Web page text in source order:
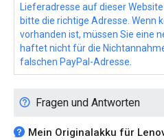
Lieferadresse auf dieser
bitte die richtige Adresse. Wenn
vorhanden ist, müssen Sie eine
haftet nicht für die
falschen PayPal-Adresse.
Fragen und Antworten
Mein Originalakku für